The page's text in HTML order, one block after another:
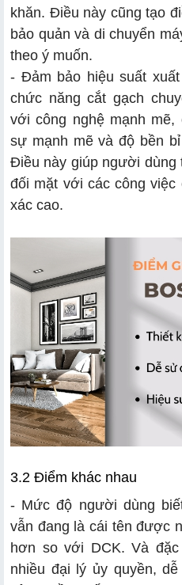
khăn. Điều này cũng tạo
bảo quản và di chuyển
theo ý muốn.
- Đảm bảo hiệu suất
chức năng cắt gạch
với công nghệ mạnh
sự mạnh mẽ và độ bền
Điều này giúp người
đối mặt với các công
xác cao.
3.2 Điểm khác nhau
- Mức độ người dùng
vẫn đang là cái tên được
hơn so với DCK. Và
nhiều đại lý ủy quyền,